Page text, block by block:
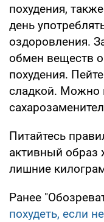
похудения,
день
оздоровления.
обмен веществ
похудения.
сладкой. Можно
Питайтесь
активный образ
лишние
Ранее
похудеть, если